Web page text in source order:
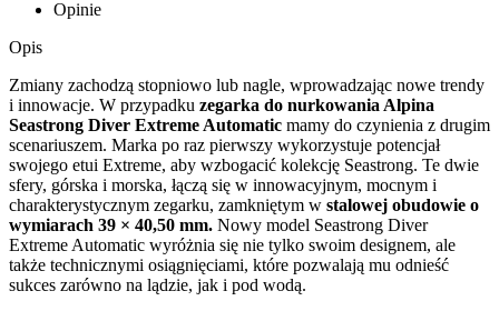
Opinie
Opis
Zmiany zachodzą stopniowo lub nagle, wprowadzając nowe trendy
i innowacje. W przypadku zegarka do nurkowania Alpina
Seastrong Diver Extreme Automatic mamy do czynienia z drugim
scenariuszem. Marka po raz pierwszy wykorzystuje potencjał
swojego etui Extreme, aby wzbogacić kolekcję Seastrong. Te dwie
sfery, górska i morska, łączą się w innowacyjnym, mocnym i
charakterystycznym zegarku, zamkniętym w stalowej obudowie o
wymiarach 39 × 40,50 mm. Nowy model Seastrong Diver
Extreme Automatic wyróżnia się nie tylko swoim designem, ale
także technicznymi osiągnięciami, które pozwalają mu odnieść
sukces zarówno na lądzie, jak i pod wodą.